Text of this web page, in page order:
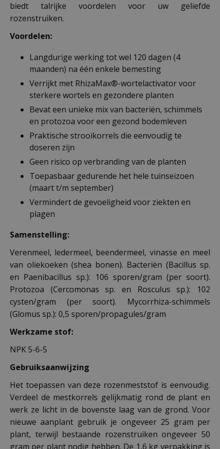
biedt talrijke voordelen voor uw geliefde
rozenstruiken.
Voordelen:
Langdurige werking tot wel 120 dagen (4
maanden) na één enkele bemesting
Verrijkt met RhizaMax®-wortelactivator voor
sterkere wortels en gezondere planten
Bevat een unieke mix van bacteriën, schimmels
en protozoa voor een gezond bodemleven
Praktische strooikorrels die eenvoudig te
doseren zijn
Geen risico op verbranding van de planten
Toepasbaar gedurende het hele tuinseizoen
(maart t/m september)
Vermindert de gevoeligheid voor ziekten en
plagen
Samenstelling:
Verenmeel, ledermeel, beendermeel, vinasse en meel
van oliekoeken (shea bonen). Bacteriën (Bacillus sp.
en Paenibacillus sp.): 106 sporen/gram (per soort).
Protozoa (Cercomonas sp. en Rosculus sp.): 102
cysten/gram (per soort). Mycorrhiza-schimmels
(Glomus sp.): 0,5 sporen/propagules/gram
Werkzame stof:
NPK 5-6-5
Gebruiksaanwijzing
Het toepassen van deze rozenmeststof is eenvoudig.
Verdeel de mestkorrels gelijkmatig rond de plant en
werk ze licht in de bovenste laag van de grond. Voor
nieuwe aanplant gebruik je ongeveer 25 gram per
plant, terwijl bestaande rozenstruiken ongeveer 50
gram per plant nodig hebben. De 1,6 kg verpakking is